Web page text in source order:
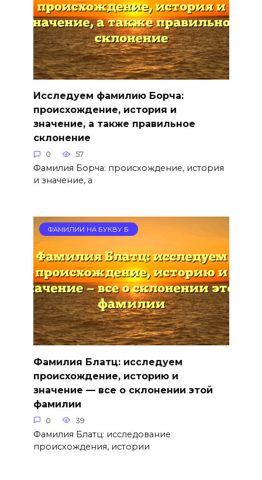
Исследуем фамилию Борча:
происхождение, история и
значение, а также правильное
склонение
0 57
Фамилия Борча: происхождение, история
и значение, а
ФАМИЛИИ НА БУКВУ Б
Фамилия Блатц: исследуем
происхождение, историю и
значение — все о склонении этой
фамилии
0 39
Фамилия Блатц: исследование
происхождения, истории